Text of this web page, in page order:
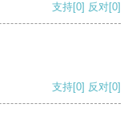
支持[0] 反对[0]
支持[0] 反对[0]